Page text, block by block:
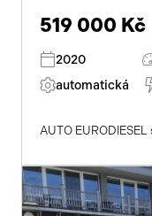
519 000 Kč
2020
automatická
AUTO EURODIESEL